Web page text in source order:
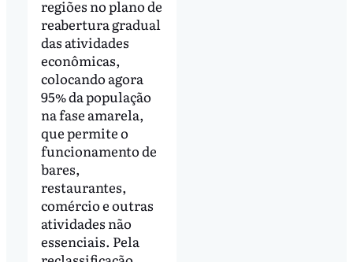
regiões no plano de
reabertura gradual
das atividades
econômicas,
colocando agora
95% da população
na fase amarela,
que permite o
funcionamento de
bares,
restaurantes,
comércio e outras
atividades não
essenciais. Pela